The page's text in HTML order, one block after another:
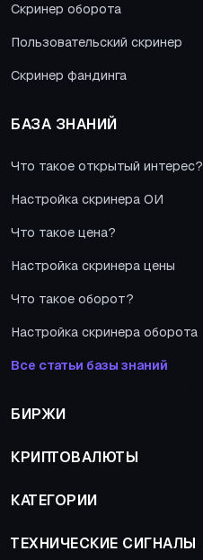
Скринер оборота
Пользовательский скринер
Скринер фандинга
БАЗА ЗНАНИЙ
Что такое открытый интерес?
Настройка скринера ОИ
Что такое цена?
Настройка скринера цены
Что такое оборот?
Настройка скринера оборота
Все статьи базы знаний
БИРЖИ
КРИПТОВАЛЮТЫ
КАТЕГОРИИ
ТЕХНИЧЕСКИЕ СИГНАЛЫ